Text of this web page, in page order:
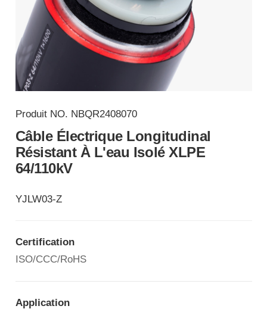
Produit NO. NBQR2408070
Câble Électrique Longitudinal
Résistant À L'eau Isolé XLPE
64/110kV
YJLW03-Z
Certification
ISO/CCC/RoHS
Application